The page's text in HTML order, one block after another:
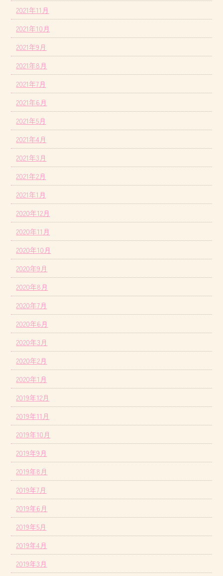
2021年11月
2021年10月
2021年9月
2021年8月
2021年7月
2021年6月
2021年5月
2021年4月
2021年3月
2021年2月
2021年1月
2020年12月
2020年11月
2020年10月
2020年9月
2020年8月
2020年7月
2020年6月
2020年3月
2020年2月
2020年1月
2019年12月
2019年11月
2019年10月
2019年9月
2019年8月
2019年7月
2019年6月
2019年5月
2019年4月
2019年3月